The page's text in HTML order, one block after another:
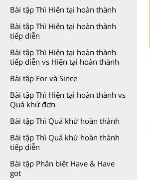
Bài tập Thì Hiện tại hoàn thành
Bài tập Thì Hiện tại hoàn thành
tiếp diễn
Bài tập Thì Hiện tại hoàn thành
tiếp diễn vs Hiện tại hoàn thành
Bài tập For và Since
Bài tập Thì Hiện tại hoàn thành vs
Quá khứ đơn
Bài tập Thì Quá khứ hoàn thành
Bài tập Thì Quá khứ hoàn thành
tiếp diễn
Bài tập Phân biệt Have & Have
got